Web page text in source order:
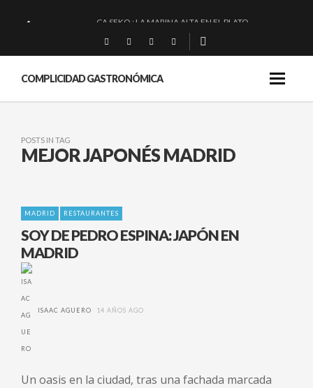
CA SEKO : LA MARINA ALTA EN EL PLATO.
QUIQUE DACOSTA: «UNA GRAN OBRA»
EL BARUCO DE ANERO: MUCHO MÁS QUE UN BAR.
COMPLICIDAD GASTRONÓMICA
POSTS IN TAG
MEJOR JAPONÉS MADRID
MADRID RESTAURANTES
SOY DE PEDRO ESPINA: JAPÓN EN
MADRID
ISAAC AGUERO 14 AÑOS AGO
Un oasis en la ciudad, tras una fachada marcada